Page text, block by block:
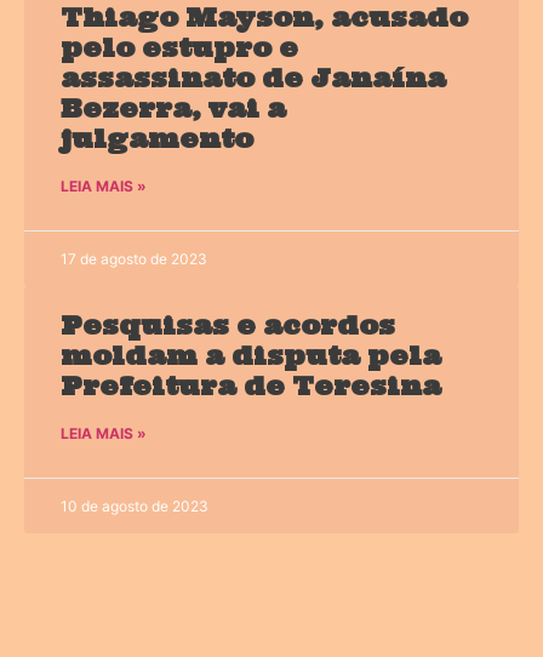
Thiago Mayson, acusado
pelo estupro e
assassinato de Janaína
Bezerra, vai a
julgamento
LEIA MAIS »
17 de agosto de 2023
Pesquisas e acordos
moldam a disputa pela
Prefeitura de Teresina
LEIA MAIS »
10 de agosto de 2023